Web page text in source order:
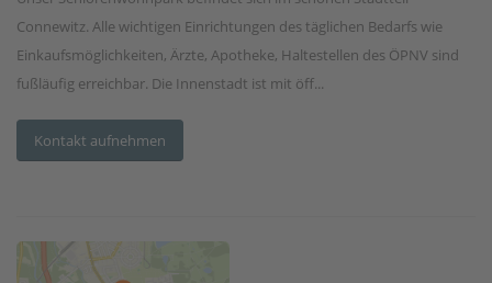
Connewitz. Alle wichtigen Einrichtungen des täglichen Bedarfs wie
Einkaufsmöglichkeiten, Ärzte, Apotheke, Haltestellen des ÖPNV sind
fußläufig erreichbar. Die Innenstadt ist mit öff...
Kontakt aufnehmen